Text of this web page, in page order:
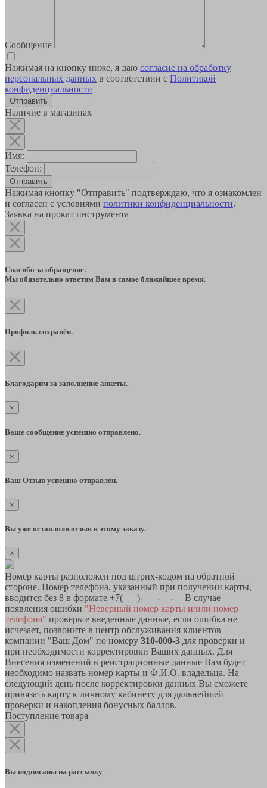
Сообщение
Нажимая на кнопку ниже, я даю согласие на обработку
персональных данных в соответствии с Политикой
конфиденциальности
Наличие в магазинах
Имя:
Телефон:
Отправить
Нажимая кнопку "Отправить" подтверждаю, что я ознакомлен
и согласен с условиями политики конфиденциальности.
Заявка на прокат инструмента
Спасибо за обращение.
Мы обязательно ответим Вам в самое ближайшее время.
Профиль сохранён.
Благодарим за заполнение анкеты.
×
Ваше сообщение успешно отправлено.
×
Ваш Отзыв успешно отправлен.
×
Вы уже оставляли отзыв к этому заказу.
×
Номер карты разположен под штрих-кодом на обратной
стороне. Номер телефона, указанный при получении карты,
вводится без 8 в формате +7(___)-___-__-__ В случае
появления ошибки "Неверный номер карты и/или номер
телефона" проверьте введенные данные, если ошибка не
исчезает, позвоните в центр обслуживания клиентов
компании "Ваш Дом" по номеру 310-000-3 для проверки и
при необходимости корректировки Ваших данных. Для
Внесения изменений в реистрационные данные Вам будет
необходимо назвать номер карты и Ф.И.О. владельца. На
следующий день после корректировки данных Вы сможете
привязать карту к личному кабинету для дальнейшей
проверки и накопления бонусных баллов.
Поступление товара
Вы подписаны на рассылку